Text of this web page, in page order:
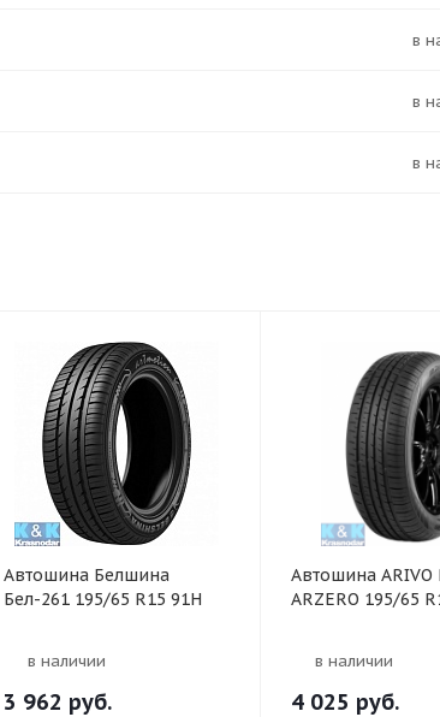
в
в
в
Автошина Белшина
Бел-261 195/65 R15 91H
в наличии
3 962 руб.
Автошина ARIVO
ARZERO 195/65
в наличии
4 025 руб.